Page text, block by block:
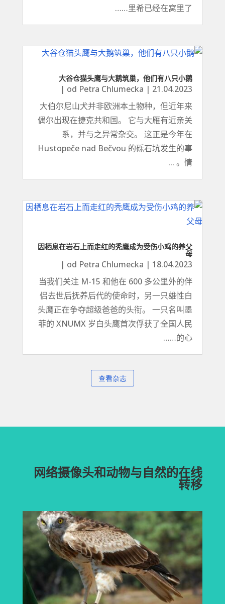
里希已经在窝里了……
大谷仓猫头鹰与大鹅筑巢，他们有八只小鹅
od Petra Chlumecka | 21.04.2023
|
大伯尔尼山犬并非欧洲本土物种，但近年来
偶尔出现在捷克共和国。 它与大雁有近亲关
系，并与之异常杂交。 这正是今年在
Hustopeče nad Bečvou 的砾石坑发生的事
情。 ...
因栖息在岩石上而走红的秃鹰成为受伤小鸡的养父
母
od Petra Chlumecka | 18.04.2023
|
当我们关注 M-15 和他在 600 多公里外的伴
侣去世后抚养后代的使命时，另一只雄性白
头鹰正在争夺超级爸爸的头衔。 一只名叫墨
菲的 XNUMX 岁白头鹰首次俘获了全国人民
的心……
查看杂志
网络摄像头和动物与自然的在线
转移